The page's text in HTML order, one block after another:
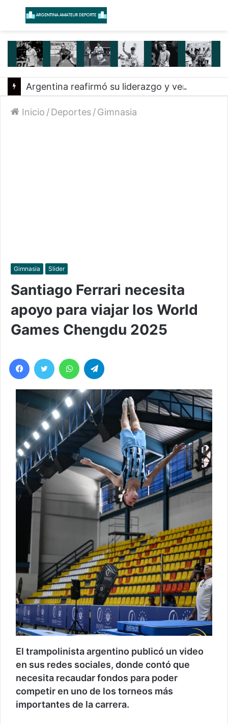
Menú
Inicio /Deportes/Gimnasia
Gimnasia Slider
Santiago Ferrari necesita
apoyo para viajar los World
Games Chengdu 2025
Facebook
Twitter WhatsApp
El trampolinista argentino publicó un video
en sus redes sociales, donde contó que
necesita recaudar fondos para poder
competir en uno de los torneos más
importantes de la carrera.